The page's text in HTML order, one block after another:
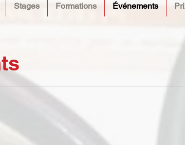
Stages Formations Événements